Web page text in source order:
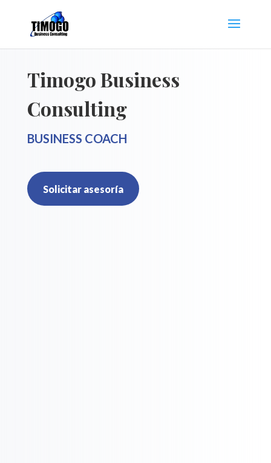
Timogo Business
Consulting
BUSINESS COACH
Solicitar asesoría